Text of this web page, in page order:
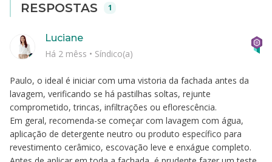
RESPOSTAS 1
Paulo, o ideal é iniciar com uma vistoria da fachada antes da
lavagem, verificando se há pastilhas soltas, rejunte
comprometido, trincas, infiltrações ou eflorescência.
Em geral, recomenda-se começar com lavagem com água,
aplicação de detergente neutro ou produto específico para
revestimento cerâmico, escovação leve e enxágue completo.
Luciane
Há 2 mêss • Síndico(a)